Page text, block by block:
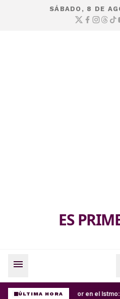
SÁBADO, 8 DE
ES
menu
ÚLTIMA HORA Terror en el